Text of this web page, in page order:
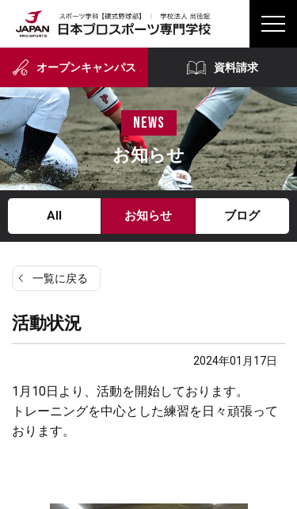
オープンキャンパス 資料請求
news
お知らせ
All お知らせ ブログ
一覧に戻る
活動状況
2024年01月17日
1月10日より、活動を開始しております。
トレーニングを中心とした練習を日々頑張って
おります。